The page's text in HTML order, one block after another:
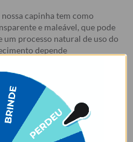
capinha tem como
e maleável, que pode
processo natural de uso do
depende
de temperatura e/ou
o amarelamento do